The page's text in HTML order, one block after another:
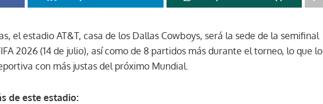
el estadio AT&T, casa de los Dallas Cowboys, será la sede de la semifinal
2026 (14 de julio), así como de 8 partidos más durante el torneo, lo que lo
con más justas del próximo Mundial.
de este estadio: